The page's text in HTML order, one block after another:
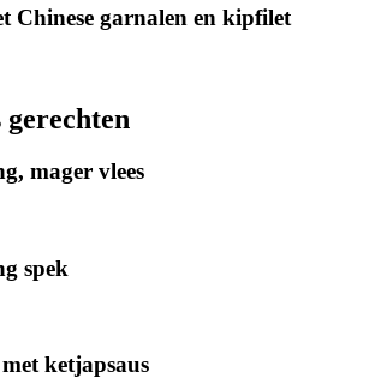
Chinese garnalen en kipfilet
gerechten
mager vlees
spek
ketjapsaus